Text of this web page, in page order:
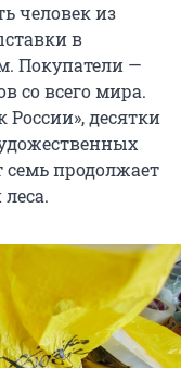
человек из
в
Покупатели —
со всего мира.
десятки
семь продолжает